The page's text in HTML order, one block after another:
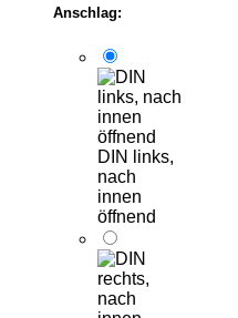
Anschlag:
DIN links,
nach
innen
öffnend